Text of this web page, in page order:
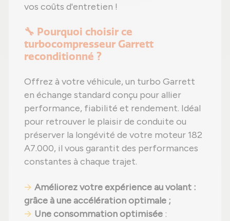
vos coûts d'entretien !
🔧 Pourquoi choisir ce
turbocompresseur Garrett
reconditionné ?
Offrez à votre véhicule, un turbo Garrett
en échange standard conçu pour allier
performance, fiabilité et rendement. Idéal
pour retrouver le plaisir de conduite ou
préserver la longévité de votre moteur 182
A7.000, il vous garantit des performances
constantes à chaque trajet.
Améliorez votre expérience au volant :
grâce à une accélération optimale ;
Une consommation optimisée :